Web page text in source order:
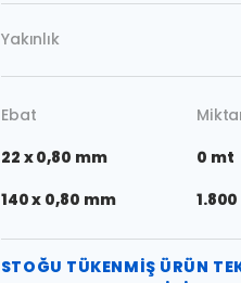
Yakınlık
Ebat
22 x 0,80 mm
0 mt
140 x 0,80 mm
STOĞU TÜKENMIŞ ÜRÜN